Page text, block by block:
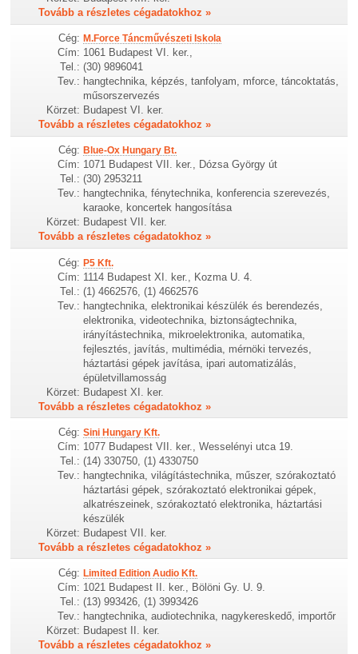
Tovább a részletes cégadatokhoz »
Cég: M.Force Táncművészeti Iskola
Cím: 1061 Budapest VI. ker.,
Tel.: (30) 9896041
Tev.: hangtechnika, képzés, tanfolyam, mforce, táncoktatás,
műsorszervezés
Körzet: Budapest VI. ker.
Tovább a részletes cégadatokhoz »
Cég: Blue-Ox Hungary Bt.
Cím: 1071 Budapest VII. ker., Dózsa György út
Tel.: (30) 2953211
Tev.: hangtechnika, fénytechnika, konferencia szerevezés,
karaoke, koncertek hangosítása
Körzet: Budapest VII. ker.
Tovább a részletes cégadatokhoz »
Cég: P5 Kft.
Cím: 1114 Budapest XI. ker., Kozma U. 4.
Tel.: (1) 4662576, (1) 4662576
Tev.: hangtechnika, elektronikai készülék és berendezés,
elektronika, videotechnika, biztonságtechnika,
irányítástechnika, mikroelektronika, automatika,
fejlesztés, javítás, multimédia, mérnöki tervezés,
háztartási gépek javítása, ipari automatizálás,
épületvillamosság
Körzet: Budapest XI. ker.
Tovább a részletes cégadatokhoz »
Cég: Sini Hungary Kft.
Cím: 1077 Budapest VII. ker., Wesselényi utca 19.
Tel.: (14) 330750, (1) 4330750
Tev.: hangtechnika, világítástechnika, műszer, szórakoztató
háztartási gépek, szórakoztató elektronikai gépek,
alkatrészeinek, szórakoztató elektronika, háztartási
készülék
Körzet: Budapest VII. ker.
Tovább a részletes cégadatokhoz »
Cég: Limited Edition Audio Kft.
Cím: 1021 Budapest II. ker., Bölöni Gy. U. 9.
Tel.: (13) 993426, (1) 3993426
Tev.: hangtechnika, audiotechnika, nagykereskedő, importőr
Körzet: Budapest II. ker.
Tovább a részletes cégadatokhoz »